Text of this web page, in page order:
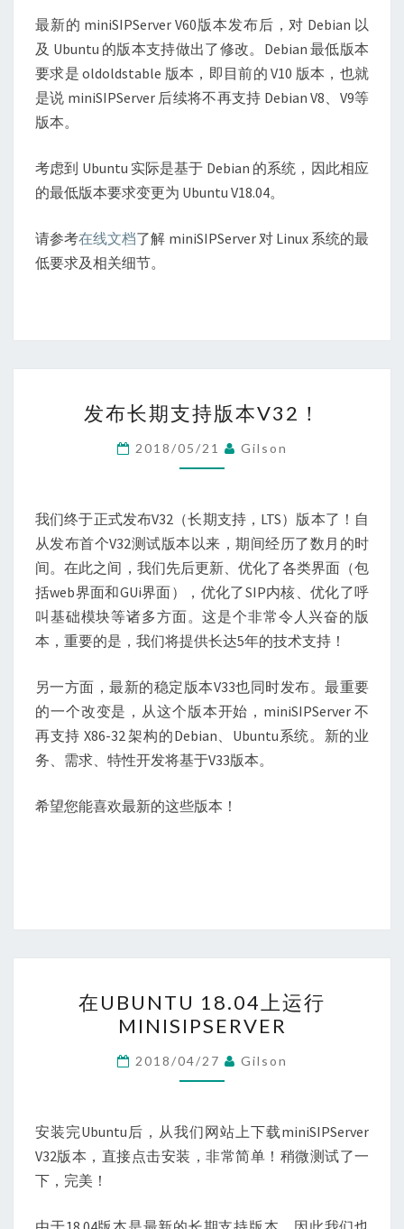
支
持
问
题
最新的 miniSIPServer V60版本发布后，对 Debian 以
及 Ubuntu 的版本支持做出了修改。Debian 最低版本
要求是 oldoldstable 版本，即目前的 V10 版本，也就
是说 miniSIPServer 后续将不再支持 Debian V8、V9等
版本。
考虑到 Ubuntu 实际是基于 Debian 的系统，因此相应
的最低版本要求变更为 Ubuntu V18.04。
请参考在线文档了解 miniSIPServer 对 Linux 系统的最
低要求及相关细节。
布
长
期
持
版
本
V32！
发布长期支持版本V32！
2018/05/21 Gilson
我们终于正式发布V32（长期支持，LTS）版本了！自
从发布首个V32测试版本以来，期间经历了数月的时
间。在此之间，我们先后更新、优化了各类界面（包
括web界面和GUi界面），优化了SIP内核、优化了呼
叫基础模块等诸多方面。这是个非常令人兴奋的版
本，重要的是，我们将提供长达5年的技术支持！
另一方面，最新的稳定版本V33也同时发布。最重要
的一个改变是，从这个版本开始，miniSIPServer 不
再支持 X86-32 架构的Debian、Ubuntu系统。新的业
务、需求、特性开发将基于V33版本。
希望您能喜欢最新的这些版本！
UBUNTU
18.04
上
运
MINISIPSERVER
在UBUNTU 18.04上运行
MINISIPSERVER
2018/04/27 Gilson
安装完Ubuntu后，从我们网站上下载miniSIPServer
V32版本，直接点击安装，非常简单！稍微测试了一
下，完美！